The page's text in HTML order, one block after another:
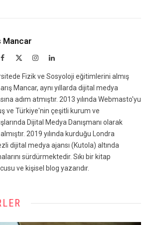
Mancar
Facebook InstagramLinkedIn
Fizik ve Sosyoloji eğitimlerini almış
Mancar, aynı yıllarda dijital medya
adım atmıştır. 2013 yılında Webmasto'yu
ve Türkiye'nin çeşitli kurum ve
Dijital Medya Danışmanı olarak
2019 yılında kurduğu Londra
dijital medya ajansı (Kutola) altında
sürdürmektedir. Sıkı bir kitap
ve kişisel blog yazarıdır.